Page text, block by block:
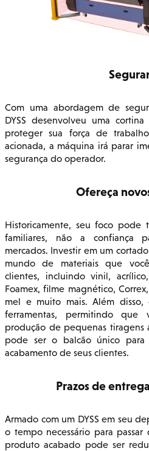
Com uma abordagem de
DYSS desenvolveu uma
proteger sua força de
acionada, a máquina irá parar
segurança do operador.
Ofereça
Historicamente, seu foco pode
familiares, não a confiança
mercados. Investir em um
mundo de materiais que
clientes, incluindo vinil,
Foamex, filme magnético,
mel e muito mais. Além
ferramentas, permitindo que
produção de pequenas tiragens
pode ser o balcão único para
acabamento de seus clientes.
Prazos de
Armado com um DYSS em seu
o tempo necessário para
produto acabado pode ser